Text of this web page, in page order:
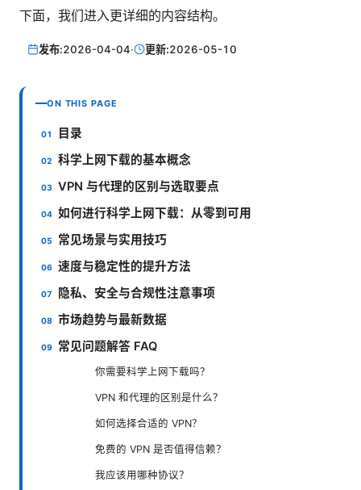
下面，我们进入更详细的内容结构。
发布:2026-04-04· 更新:2026-05-10
ON THIS PAGE
目录
科学上网下载的基本概念
VPN 与代理的区别与选取要点
如何进行科学上网下载：从零到可用
常见场景与实用技巧
速度与稳定性的提升方法
隐私、安全与合规性注意事项
市场趋势与最新数据
常见问题解答 FAQ
你需要科学上网下载吗？
VPN 和代理的区别是什么？
如何选择合适的 VPN？
免费的 VPN 是否值得信赖？
我应该用哪种协议？